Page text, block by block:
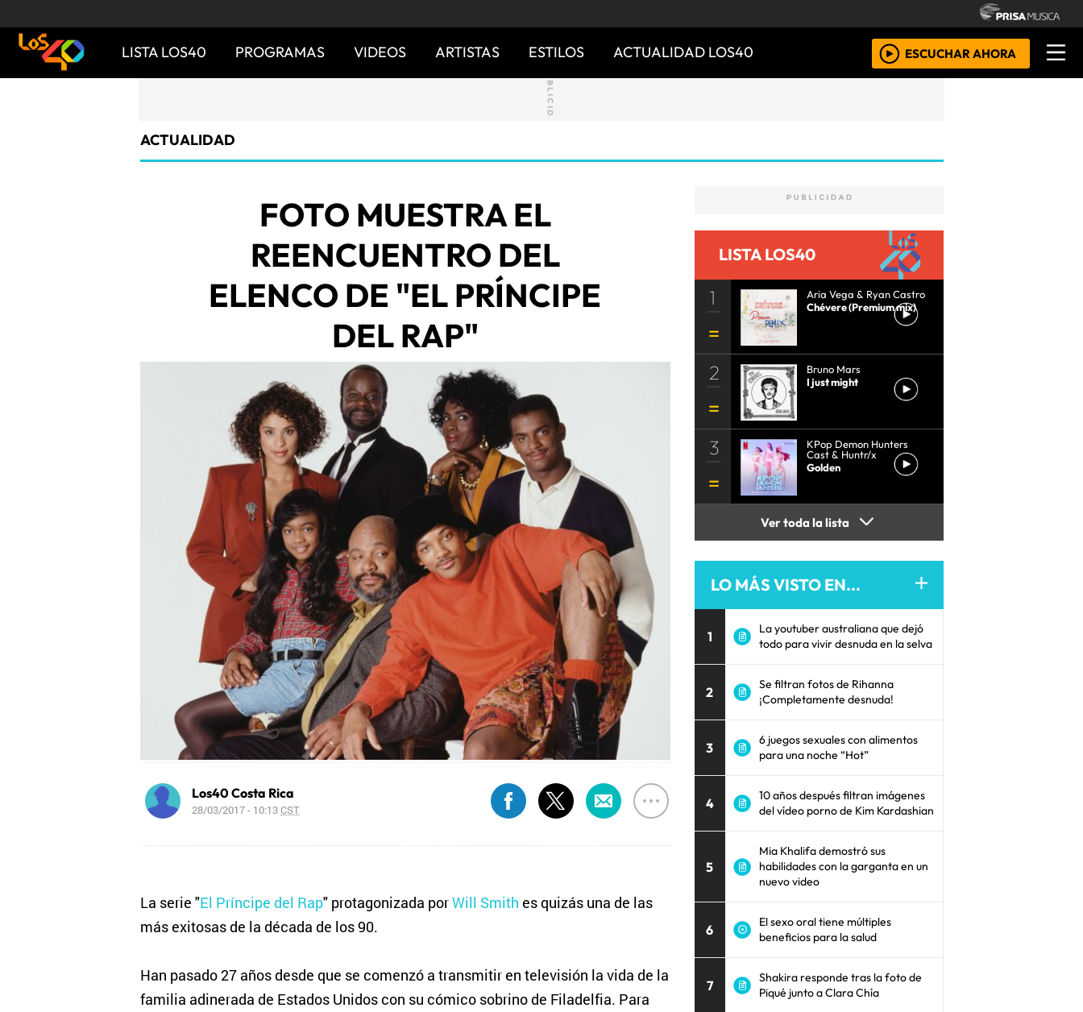
LISTA LOS40 PROGRAMAS VIDEOS ARTISTAS ESTILOS ACTUALIDAD LOS40 ESCUCHAR AHORA
ACTUALIDAD
FOTO MUESTRA EL
REENCUENTRO DEL
ELENCO DE "EL PRÍNCIPE
DEL RAP"
Los40 Costa Rica
28/03/2017 - 10:13CST
La serie "El Príncipe del Rap" protagonizada porWill Smith es quizás una de las
más exitosas de la década de los 90.
Han pasado 27 años desde que se comenzó a transmitir en televisión la vida de la
familia adinerada de Estados Unidos con su cómico sobrino de Filadelfia. Para
LISTA LOS40
1
Aria Vega & Ryan Castro
Chévere (Premium mix)
2
Bruno Mars
I just might
3
KPop Demon Hunters
Cast & Huntr/x
Golden
Ver toda la lista
LO MÁS VISTO EN...
1
La youtuber australiana que dejó
todo para vivir desnuda en la selva
2
Se filtran fotos de Rihanna
¡Completamente desnuda!
3
6 juegos sexuales con alimentos
para una noche “Hot”
4
10 años después filtran imágenes
del vídeo porno de Kim Kardashian
5
Mia Khalifa demostró sus
habilidades con la garganta en un
nuevo video
6
El sexo oral tiene múltiples
beneficios para la salud
7
Shakira responde tras la foto de
Piqué junto a Clara Chía